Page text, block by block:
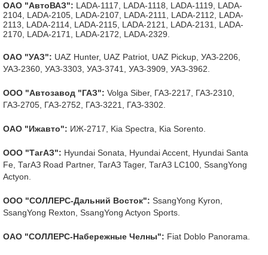
ОАО "АвтоВАЗ": LADA-1117, LADA-1118, LADA-1119, LADA-
2104, LADA-2105, LADA-2107, LADA-2111, LADA-2112, LADA-
2113, LADA-2114, LADA-2115, LADA-2121, LADA-2131, LADA-
2170, LADA-2171, LADA-2172, LADA-2329.
ОАО "УАЗ": UAZ Hunter, UAZ Patriot, UAZ Pickup, УАЗ-2206,
УАЗ-2360, УАЗ-3303, УАЗ-3741, УАЗ-3909, УАЗ-3962.
ООО "Автозавод "ГАЗ": Volga Siber, ГАЗ-2217, ГАЗ-2310,
ГАЗ-2705, ГАЗ-2752, ГАЗ-3221, ГАЗ-3302.
ОАО "Ижавто": ИЖ-2717, Kia Spectra, Kia Sorento.
ООО "ТагАЗ": Hyundai Sonata, Hyundai Accent, Hyundai Santa
Fe, ТагАЗ Road Partner, ТагАЗ Tager, ТагАЗ LC100, SsangYong
Actyon.
ООО "СОЛЛЕРС-Дальний Восток": SsangYong Kyron,
SsangYong Rexton, SsangYong Actyon Sports.
ОАО "СОЛЛЕРС-Набережные Челны": Fiat Doblo Panorama.